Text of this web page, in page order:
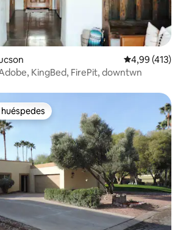
Calificación
4,99 (413)
KingBed, FirePit, downtwn
huéspedes más destacados